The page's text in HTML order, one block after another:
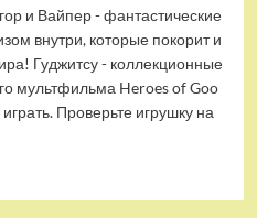
и Вайпер - фантастические
внутри, которые покорит и
Гуджитсу - коллекционные
мультфильма Heroes of Goo
Проверьте игрушку на